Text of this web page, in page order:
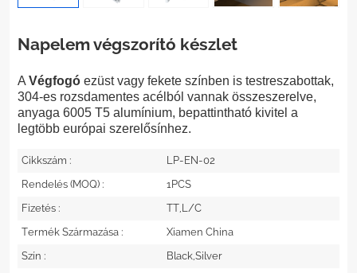
Napelem végszorító készlet
A Végfogó ezüst vagy fekete színben is testreszabottak,
304-es rozsdamentes acélból vannak összeszerelve,
anyaga 6005 T5 alumínium, bepattintható kivitel a
legtöbb európai szerelősínhez.
Cikkszám :
LP-EN-02
Rendelés (MOQ) :
1PCS
Fizetés :
TT,L/C
Termék Származása :
Xiamen China
Szín :
Black,Silver